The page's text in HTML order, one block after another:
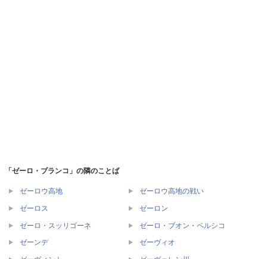
「ゼーロ・ブランコ」の隣のことば
ゼーロウ高地 ゼーロウ高地の戦い
ゼーロス ゼーロン
ゼーロ・スッリゴーネ ゼーロ・ブオン・ペルシコ
ゼーンデ ゼーヴィオ